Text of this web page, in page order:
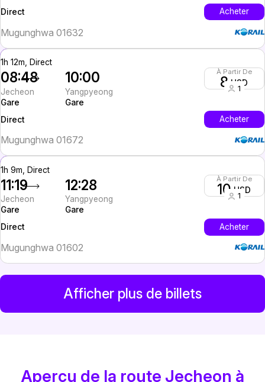
Direct Acheter
Mugunghwa 01632
1h 12m, Direct
08:48
Jecheon
Gare
10:00
Yangpyeong
Gare
À Partir De
8 USD
1
Direct Acheter
Mugunghwa 01672
1h 9m, Direct
11:19
Jecheon
Gare
12:28
Yangpyeong
Gare
À Partir De
10USD
1
Direct Acheter
Mugunghwa 01602
Afficher plus de billets
Aperçu de la route Jecheon à